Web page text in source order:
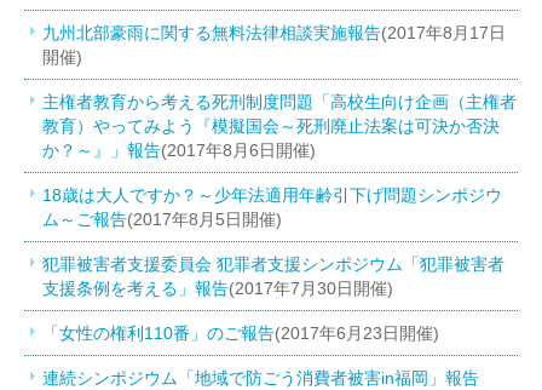
九州北部豪雨に関する無料法律相談実施報告(2017年8月17日
開催)
主権者教育から考える死刑制度問題「高校生向け企画（主権者
教育）やってみよう『模擬国会～死刑廃止法案は可決か否決
か？～』」報告(2017年8月6日開催)
18歳は大人ですか？～少年法適用年齢引下げ問題シンポジウ
ム～ご報告(2017年8月5日開催)
犯罪被害者支援委員会 犯罪者支援シンポジウム「犯罪被害者
支援条例を考える」報告(2017年7月30日開催)
「女性の権利110番」のご報告(2017年6月23日開催)
連続シンポジウム「地域で防ごう消費者被害in福岡」報告